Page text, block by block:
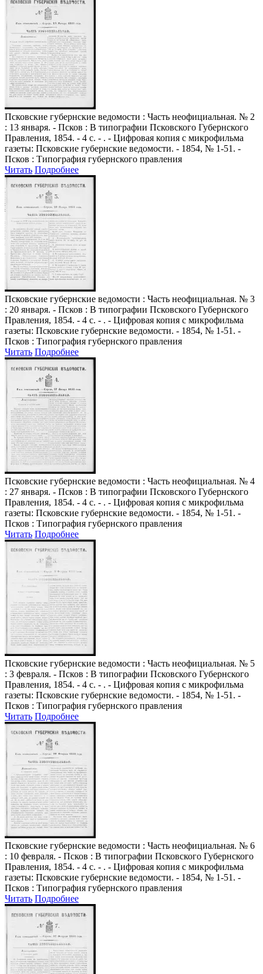
Псковские губернские ведомости : Часть неофициальная. № 2
: 13 января. - Псков : В типографии Псковского Губернского
Правления, 1854. - 4 с. - . - Цифровая копия с микрофильма
газеты: Псковские губернские ведомости. - 1854, № 1-51. -
Псков : Типография губернского правления
Читать Подробнее
Псковские губернские ведомости : Часть неофициальная. № 3
: 20 января. - Псков : В типографии Псковского Губернского
Правления, 1854. - 4 с. - . - Цифровая копия с микрофильма
газеты: Псковские губернские ведомости. - 1854, № 1-51. -
Псков : Типография губернского правления
Читать Подробнее
Псковские губернские ведомости : Часть неофициальная. № 4
: 27 января. - Псков : В типографии Псковского Губернского
Правления, 1854. - 4 с. - . - Цифровая копия с микрофильма
газеты: Псковские губернские ведомости. - 1854, № 1-51. -
Псков : Типография губернского правления
Читать Подробнее
Псковские губернские ведомости : Часть неофициальная. № 5
: 3 февраля. - Псков : В типографии Псковского Губернского
Правления, 1854. - 4 с. - . - Цифровая копия с микрофильма
газеты: Псковские губернские ведомости. - 1854, № 1-51. -
Псков : Типография губернского правления
Читать Подробнее
Псковские губернские ведомости : Часть неофициальная. № 6
: 10 февраля. - Псков : В типографии Псковского Губернского
Правления, 1854. - 4 с. - . - Цифровая копия с микрофильма
газеты: Псковские губернские ведомости. - 1854, № 1-51. -
Псков : Типография губернского правления
Читать Подробнее